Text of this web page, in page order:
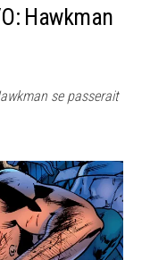
Hawkman
se passerait